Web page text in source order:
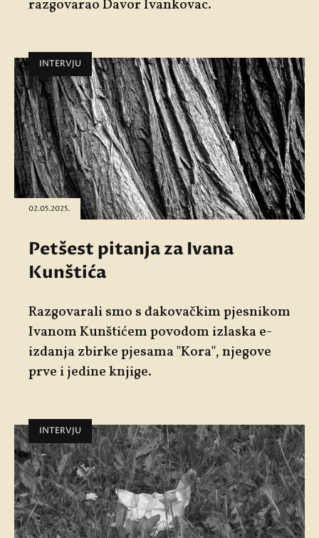
razgovarao Davor Ivankovac.
INTERVJU
02.05.2025.
Petšest pitanja za Ivana
Kunštića
Razgovarali smo s đakovačkim pjesnikom
Ivanom Kunštićempovodom izlaska e-
izdanja zbirke pjesama "Kora",njegove
prve i jedine knjige.
INTERVJU